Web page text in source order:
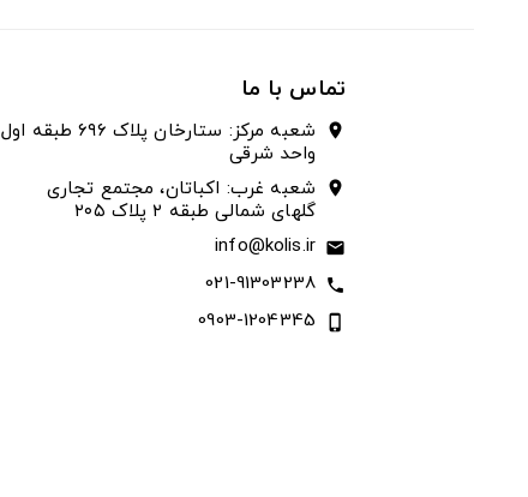
تماس با ما
location_on
شعبه مرکز: ستارخان پلاک ۶۹۶ طبقه اول
واحد شرقی
location_on
شعبه غرب: اکباتان، مجتمع تجاری
گلهای شمالی طبقه ۲ پلاک ۲۰۵
email
info@kolis.ir
call
021-91303238
phone_iphone
0903-1204345